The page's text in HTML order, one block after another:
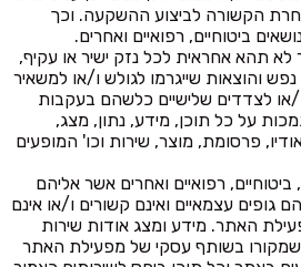
הקשורה לביצוע ההשקעה. וכך
ביטוחיים, רפואיים ואחרים.
תהא אחראית לכל נזק ישיר או עקיף,
והוצאות שייגרמו לגולש ו/או למשאיר
או לצדדים שלישיים כלשהם בעקבות
על כל תוכן, מידע, נתון, מצג,
פרסומת, מוצר, שירות וכו' המופעים
ביטוחיים, רפואיים ואחרים אשר אליהם
גופים עצמאיים ואינם קשורים ו/או אינם
האתר. מידע ומצג אודות שירות
בשותף עסקי של מפעילת האתר